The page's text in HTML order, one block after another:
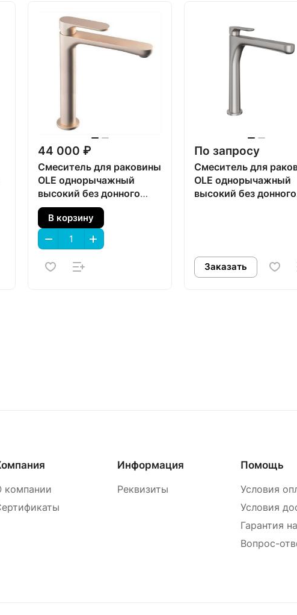
44 000 ₽
Смеситель для раковины
OLE однорычажный
высокий без донного
клапана, золотой
атласный
В корзину
По запросу
Смеситель для
OLE однорычажный
высокий без донного
Заказать
компании
Информация
Реквизиты
Помощь
Условия
Условия
Гарантия
Вопрос-